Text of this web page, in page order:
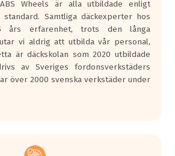
delas ut för
lastbilar.
test där däcken
väg där det ligger
på
Wheels är alla utbildade enligt
standard. Samtliga däckexperter hos
erfarenhet, trots den långa
vi aldrig att utbilda vår personal,
är däckskolan som 2020 utbildade
av Sveriges fordonsverkstäders
över 2000 svenska verkstäder under